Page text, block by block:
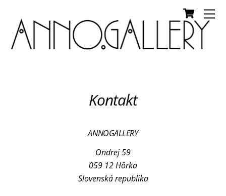
content
Cart
Kontakt
ANNOGALLERY
Ondrej 59
059 12 Hôrka
Slovenská republika